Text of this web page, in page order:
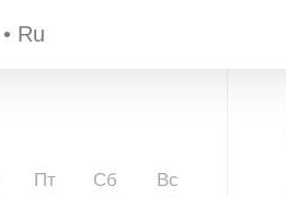
• Ru
Пт Сб
Вс